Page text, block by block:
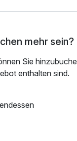
mehr sein?
Sie
enthalten sind.